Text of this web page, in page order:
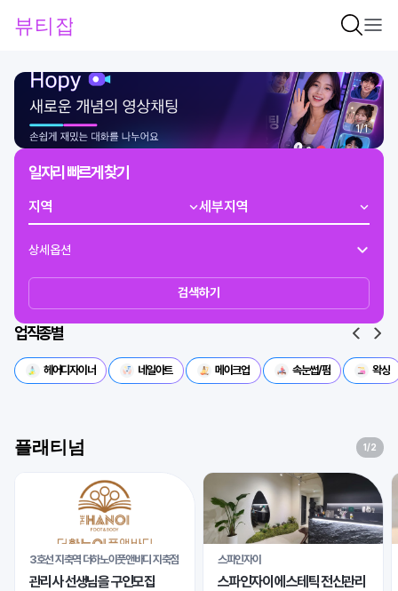
1/1
일자리 빠르게 찾기
상세옵션
검색하기
업직종별
헤어디자이너 네일아트 메이크업 속눈썹/펌 왁싱
플래티넘 1/2
3호선 지축역 더하노이풋앤바디 지축점
관리사 선생님을 구인모집
스파인자이
스파인자이 에스테틱 전신관리